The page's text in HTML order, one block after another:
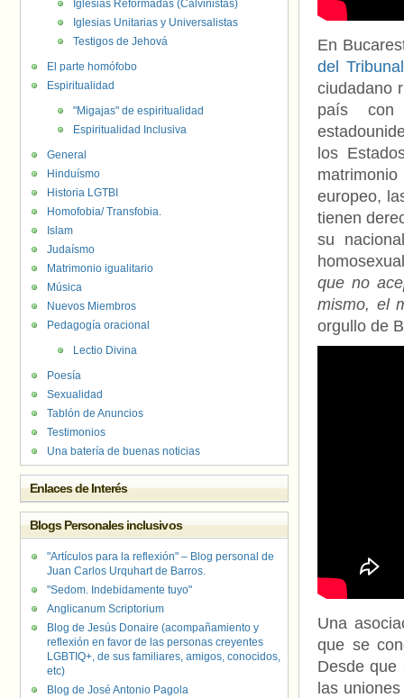
En
del
ciudadano
país con
los
europeo,
tienen
su
que no
mismo, el
orgullo de
Una
que se
Desde que
las
Iglesias Reformadas (Calvinistas)
Iglesias Unitarias y Universalistas
Testigos de Jehová
El parte homófobo
Espiritualidad
"Migajas" de espiritualidad
Espiritualidad Inclusiva
General
Hinduísmo
Historia LGTBI
Homofobia/ Transfobia.
Islam
Judaísmo
Matrimonio igualitario
Música
Nuevos Miembros
Pedagogía oracional
Lectio Divina
Poesía
Sexualidad
Tablón de Anuncios
Testimonios
Una batería de buenas noticias
Enlaces de Interés
Blogs Personales inclusivos
"Artículos para la reflexión" – Blog personal de
Juan Carlos Urquhart de Barros.
"Sedom. Indebidamente tuyo"
Anglicanum Scriptorium
Blog de Jesús Donaire (acompañamiento y
reflexión en favor de las personas creyentes
LGBTIQ+, de sus familiares, amigos, conocidos,
etc)
Blog de José Antonio Pagola